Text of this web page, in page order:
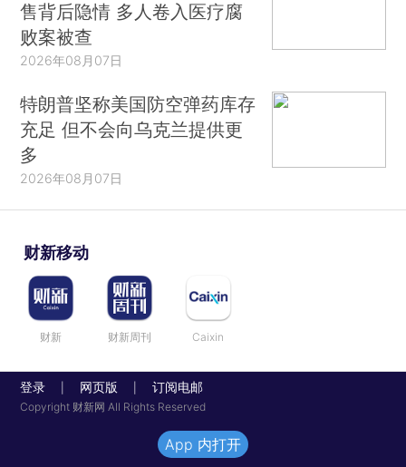
售背后隐情 多人卷入医疗腐
败案被查
2026年08月07日
特朗普坚称美国防空弹药库存
充足 但不会向乌克兰提供更
多
2026年08月07日
财新移动
财新 财新周刊 Caixin
登录 网页版 订阅电邮
Copyright 财新网 All Rights Reserved
App 内打开